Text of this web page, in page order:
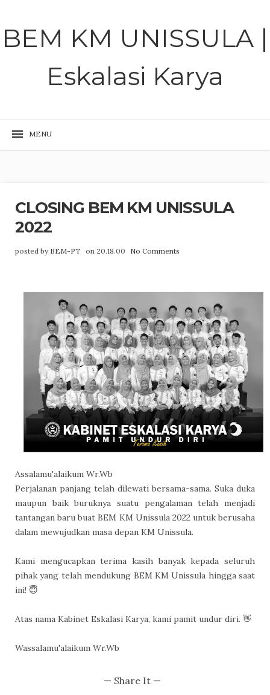
BEM KM UNISSULA |
Eskalasi Karya
CLOSING BEM KM UNISSULA
2022
posted by BEM-PT on 20.18.00 No Comments
Assalamu'alaikum Wr.Wb
Perjalanan panjang telah dilewati bersama-sama. Suka duka
maupun baik buruknya suatu pengalaman telah menjadi
tantangan baru buat BEM KM Unissula 2022 untuk berusaha
dalam mewujudkan masa depan KM Unissula.
Kami mengucapkan terima kasih banyak kepada seluruh
pihak yang telah mendukung BEM KM Unissula hingga saat
ini! 😇
Atas nama Kabinet Eskalasi Karya, kami pamit undur diri. 👋
Wassalamu'alaikum Wr.Wb
— Share It —